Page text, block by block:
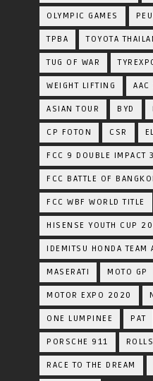
OLYMPIC GAMES
TPBA TOYOTA​
TUG OF WAR
WEIGHT LIFTING AAC
ASIAN TOUR BYD
CP FOTON CSR
FCC 9 DOUBLE IMPACT 3
FCC BATTLE OF
FCC WBF WORLD TITLE
HISENSE YOUTH CUP
IDEMITSU HONDA TEAM
MASERATI MOTO GP
MOTOR EXPO 2020
ONE LUMPINEE PAT
PORSCHE 911
RACE TO THE DREAM